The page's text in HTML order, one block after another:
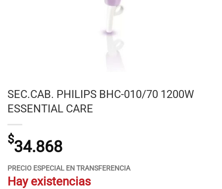
SEC.CAB. PHILIPS BHC-010/70 1200W
ESSENTIAL CARE
$34.868
PRECIO ESPECIAL EN TRANSFERENCIA
Hay existencias